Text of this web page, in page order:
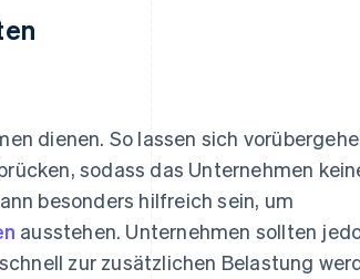
dienen. So lassen sich
sodass das Unternehmen
besonders hilfreich sein, um
ausstehen. Unternehmen sollten
zur zusätzlichen Belastung